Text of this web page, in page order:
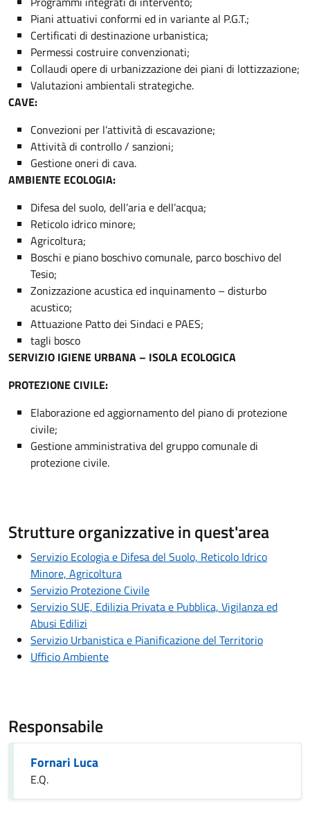
Piani attuativi conformi ed in variante al P.G.T.;
Certificati di destinazione urbanistica;
Permessi costruire convenzionati;
Collaudi opere di urbanizzazione dei piani di lottizzazione;
Valutazioni ambientali strategiche.
CAVE:
Convezioni per l’attività di escavazione;
Attività di controllo / sanzioni;
Gestione oneri di cava.
AMBIENTE ECOLOGIA:
Difesa del suolo, dell’aria e dell’acqua;
Reticolo idrico minore;
Agricoltura;
Boschi e piano boschivo comunale, parco boschivo del
Tesio;
Zonizzazione acustica ed inquinamento – disturbo
acustico;
Attuazione Patto dei Sindaci e PAES;
tagli bosco
SERVIZIO IGIENE URBANA – ISOLA ECOLOGICA
PROTEZIONE CIVILE:
Elaborazione ed aggiornamento del piano di protezione
civile;
Gestione amministrativa del gruppo comunale di
protezione civile.
Strutture organizzative in quest'area
Servizio Ecologia e Difesa del Suolo, Reticolo Idrico
Minore, Agricoltura
Servizio Protezione Civile
Servizio SUE, Edilizia Privata e Pubblica, Vigilanza ed
Abusi Edilizi
Servizio Urbanistica e Pianificazione del Territorio
Ufficio Ambiente
Responsabile
Fornari Luca
E.Q.